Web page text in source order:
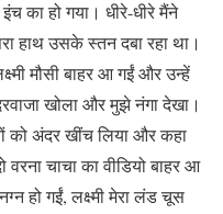
का हो गया। धीरे-धीरे मैंने
हाथ उसके स्तन दबा रहा था।
मौसी बाहर आ गईं और उन्हें
खोला और मुझे नंगा देखा।
को अंदर खींच लिया और कहा
चाचा का वीडियो बाहर आ
हो गईं, लक्ष्मी मेरा लंड चूस